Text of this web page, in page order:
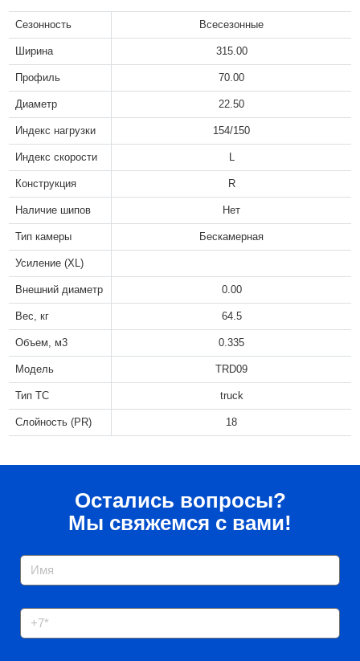
Сезонность Всесезонные
Ширина 315.00
Профиль 70.00
Диаметр 22.50
Индекс нагрузки 154/150
Индекс скорости
Конструкция R
Наличие шипов Нет
Тип камеры Бескамерная
Усиление (XL)
Внешний диаметр 0.00
Вес, кг 64.5
Объем, м3 0.335
Модель TRD09
Тип ТС truck
Слойность (PR) 18
Остались вопросы?
Мы свяжемся с вами!